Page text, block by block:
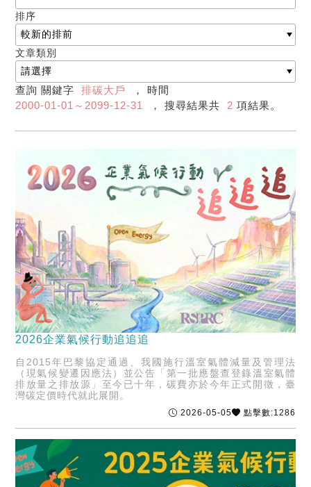
排序
文章類別
查詢 關鍵字排碳大戶
， 時間
2000-01-01～2099-12-31
， 搜尋結果共 2 項結果。
2026企業氣候行動追追追
自2015年巴黎協定通過、我國施行溫室氣體減量及管理法
（現氣候變遷因應法）並公告「第一批應盤查登錄溫室氣體
排放量之排放源」至今已十年，碳費亦於今年正式開徵，臺
灣碳定價時代就此展開。
2026-05-05 點擊數:1286